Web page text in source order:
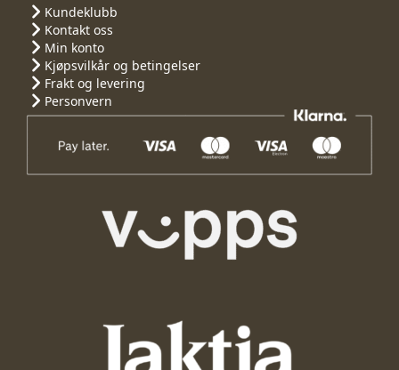
Kundeklubb
Kontakt oss
Min konto
Kjøpsvilkår og betingelser
Frakt og levering
Personvern